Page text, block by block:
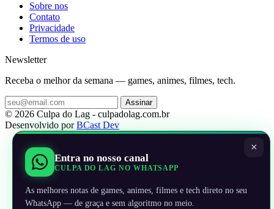
Sobre nos
Contato
Privacidade
Termos de uso
Newsletter
Receba o melhor da semana — games, animes, filmes, tech.
Assinar
© 2026 Culpa do Lag - culpadolag.com.br
Desenvolvido porBCast Dev
×
Entra no nosso canal
CULPA DO LAG NO WHATSAPP
As melhores notas de games, animes, filmes e tech direto no seu
WhatsApp — de graça e sem algoritmo no meio.